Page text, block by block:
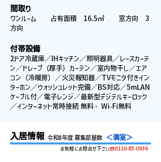
間取り
ワンルーム 占有面積 16.5㎡ 窓方向 3
方向
付帯設備
2ドア冷蔵庫／IHキッチン／照明器具／レースカーテ
ン／ドレープ（厚手）カーテン／室内物干し／エア
コン（冷暖房）／火災報知器／TVモニタ付きイン
ターホン／ウォッシュレット完備／BS対応／5mLAN
ケーブル付／電子レンジ／最新型デジテルキーロック
／インターネット常時接続 無料・ Wi-Fi無料
入居情報 令和8年度 募集部屋数 ＜満室＞
お気軽にお問合せ下さい☎0120-85-0936